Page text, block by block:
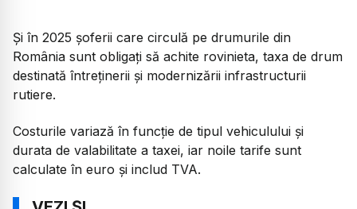
Și în 2025 șoferii care circulă pe drumurile din
România sunt obligați să achite rovinieta, taxa de drum
destinată întreținerii și modernizării infrastructurii
rutiere.
Costurile variază în funcție de tipul vehiculului și
durata de valabilitate a taxei, iar noile tarife sunt
calculate în euro și includ TVA.